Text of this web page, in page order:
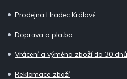
Prodejna Hradec Králové
Doprava a platba
Vrácení a výměna zboží do 30 dnů
Reklamace zboží